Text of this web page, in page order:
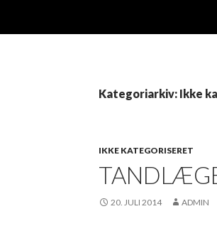
Kategoriarkiv: Ikke
IKKE KATEGORISERET
20. JULI 2014 ADMIN